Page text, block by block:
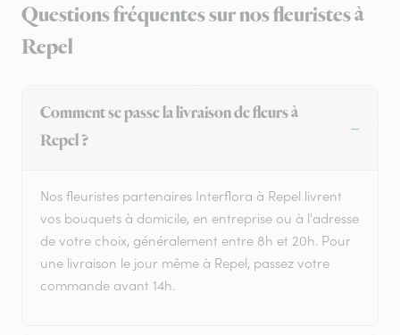
Questions fréquentes sur nos fleuristes à
Repel
Comment se passe la livraison de fleurs à
Repel ?
Nos fleuristes partenaires Interflora à Repel livrent
vos bouquets à domicile, en entreprise ou à l'adresse
de votre choix, généralement entre 8h et 20h. Pour
une livraison le jour même à Repel, passez votre
commande avant 14h.